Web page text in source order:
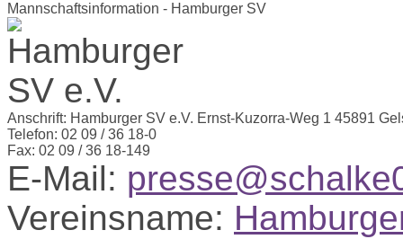
Mannschaftsinformation - Hamburger SV
Anschrift: Hamburger SV e.V. Ernst-Kuzorra-Weg 1 45891
Telefon: 02 09 / 36 18-0
Fax: 02 09 / 36 18-149
E-Mail:
Vereinsname: